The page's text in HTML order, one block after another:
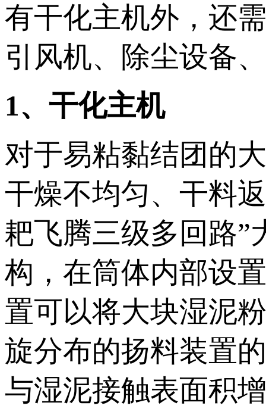
有干化主机外，还
引风机、除尘设备
1、干化主机
对于易粘黏结团的
干燥不均匀、干料
耙飞腾三级多回路”
构，在筒体内部设
置可以将大块湿泥
旋分布的扬料装置
与湿泥接触表面积